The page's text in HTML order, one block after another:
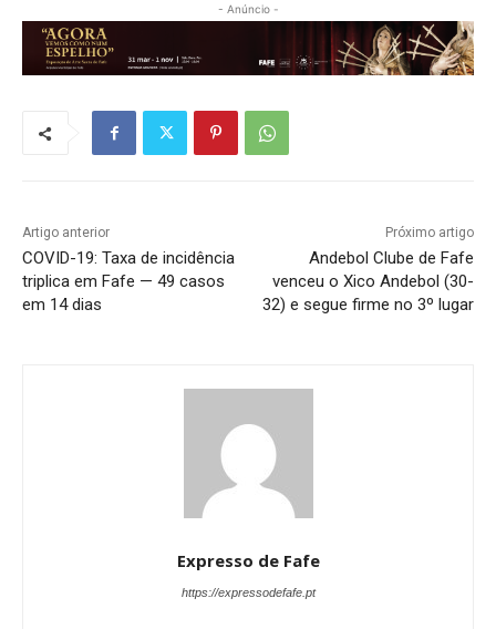
- Anúncio -
Artigo anterior
COVID-19: Taxa de incidência
triplica em Fafe — 49 casos
em 14 dias
Próximo artigo
Andebol Clube de Fafe
venceu o Xico Andebol (30-
32) e segue firme no 3º lugar
Expresso de Fafe
https://expressodefafe.pt